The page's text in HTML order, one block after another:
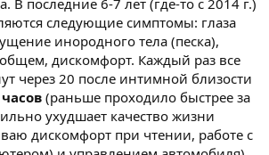
следующие симптомы: глаза
инородного тела (песка),
общем, дискомфорт. Каждый раз все
через 20 после интимной близости
(раньше проходило быстрее за
ухудшает качество жизни
дискомфорт при чтении, работе с